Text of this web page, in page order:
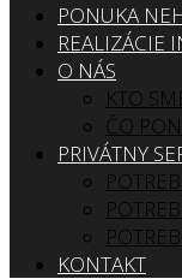
PONUKA
REALIZÁCIE
O NÁS
KTO
ČO
PRIVÁTNY
KONTAKT